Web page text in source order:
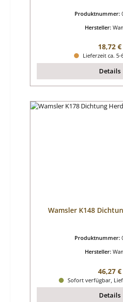
Produktnummer:
Hersteller:
18,72 €
Lieferzeit ca. 5-
Details
Wamsler K148
Produktnummer:
Hersteller:
46,27 €
Sofort verfügbar,
Details